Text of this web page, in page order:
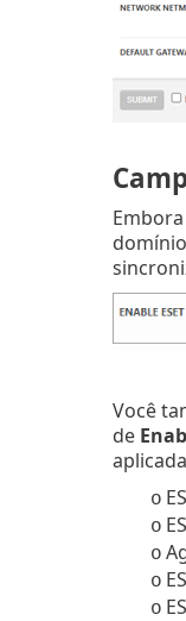
Você
de
o
o
o
o
o